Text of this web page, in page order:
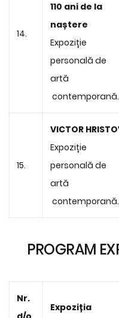
14.
110 ani de la
naștere
Expoziție
personală de
artă
contemporană.
15.
VICTOR
Expoziție
personală de
artă
contemporană.
PROGRAM
Nr.
Expoziția